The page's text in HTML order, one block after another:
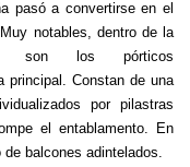
pasó a convertirse en el
notables, dentro de la
son los pórticos
principal. Constan de una
por pilastras
el entablamento. En
balcones adintelados.